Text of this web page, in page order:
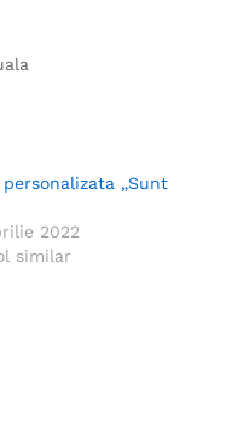
personalizata „Sunt
2022
similar